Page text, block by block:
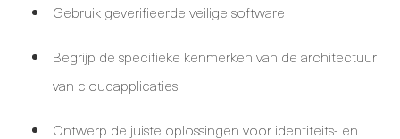
Gebruik geverifieerde veilige software
Begrijp de specifieke kenmerken van de architectuur
van cloudapplicaties
Ontwerp de juiste oplossingen voor identiteits- en